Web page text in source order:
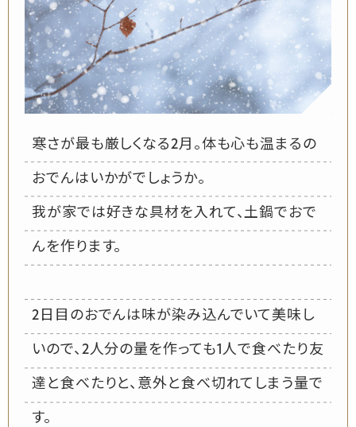
寒さが最も厳しくなる2月。体も心も温まるの
おでんはいかがでしょうか。
我が家では好きな具材を入れて、土鍋でおで
んを作ります。
2日目のおでんは味が染み込んでいて美味し
いので、2人分の量を作っても1人で食べたり友
達と食べたりと、意外と食べ切れてしまう量で
す。